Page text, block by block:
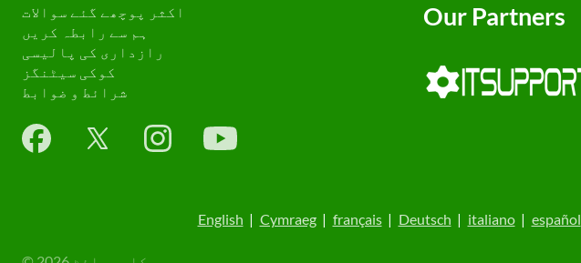
اکثر پوچھے گئے سوالات
ہم سے رابطہ کریں
رازداری کی پالیسی
کوکی سیٹنگز
شرائط و ضوابط
Our Partners
English | Cymraeg| français| Deutsch | italiano| español